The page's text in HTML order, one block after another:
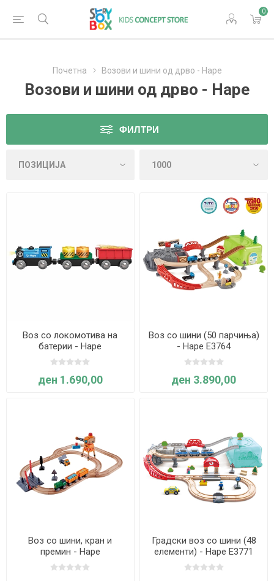
0
Почетна Возови и шини од дрво - Hape
Возови и шини од дрво - Hape
ФИЛТРИ
Воз со локомотива на
батерии - Hape
ден 1.690,00
Воз со шини (50 парчиња)
- Hape E3764
ден 3.890,00
Воз со шини, кран и
премин - Hape
Градски воз со шини (48
елементи) - Hape E3771